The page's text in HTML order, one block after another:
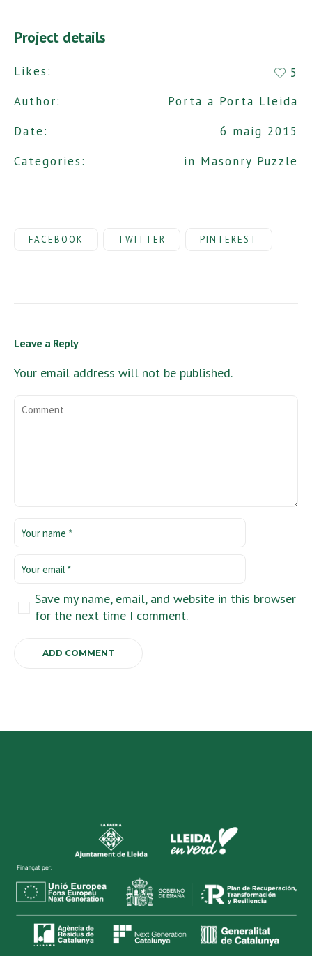
Project details
Likes:
5
Author:
Porta a Porta Lleida
Date:
6 maig 2015
Categories:
in Masonry Puzzle
FACEBOOK TWITTER PINTEREST
Leave a Reply
Your email address will not be published.
Save my name, email, and website in this browser
for the next time I comment.